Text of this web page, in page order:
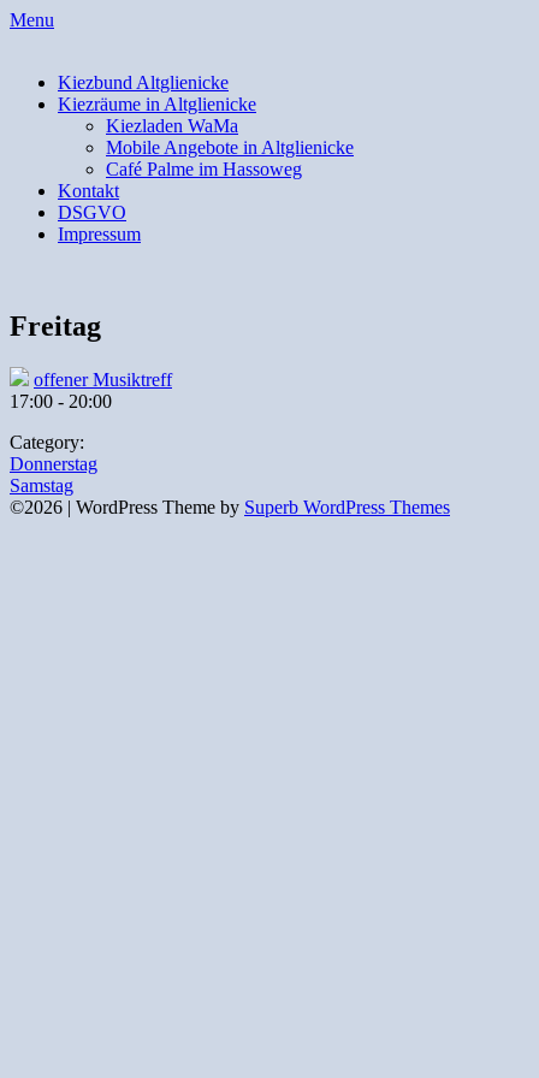
Skip
Menu
Kiezbund Altglienicke
Kiezräume in Altglienicke
Kiezladen WaMa
Mobile Angebote in Altglienicke
Café Palme im Hassoweg
Kontakt
DSGVO
Impressum
Freitag
offener Musiktreff
17:00 - 20:00
Category:
Beitragsnavigation
Donnerstag
Samstag
©2026 | WordPress Theme by Superb WordPress Themes